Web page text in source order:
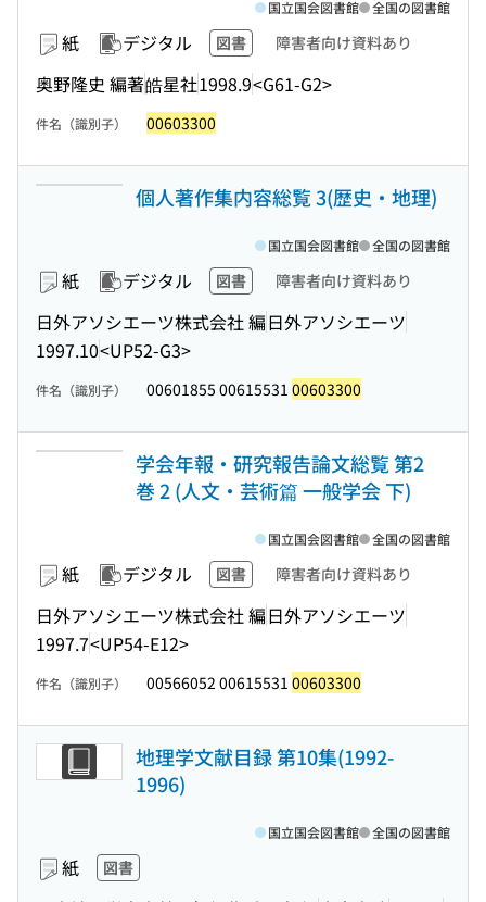
紙 デジタル 図書 障害者向け資料あり
奥野隆史 編著皓星社1998.9<G61-G2>
国立国会図書館 全国の図書館
件名（識別子） 00603300
個人著作集内容総覧 3(歴史・地理)
紙 デジタル 図書 障害者向け資料あり
日外アソシエーツ株式会社 編日外アソシエーツ
1997.10<UP52-G3>
国立国会図書館 全国の図書館
件名（識別子） 00601855 00615531 00603300
学会年報・研究報告論文総覧 第2
巻 2 (人文・芸術篇 一般学会 下)
紙 デジタル 図書 障害者向け資料あり
日外アソシエーツ株式会社 編日外アソシエーツ
1997.7<UP54-E12>
国立国会図書館 全国の図書館
件名（識別子） 00566052 00615531 00603300
地理学文献目録 第10集(1992-
1996)
紙 図書
国立国会図書館 全国の図書館